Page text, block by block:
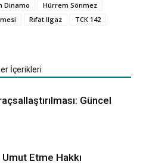
Dinamo
Hürrem Sönmez
Rıfat Ilgaz
TCK 142
İçerikleri
Güncel
Etme Hakkı